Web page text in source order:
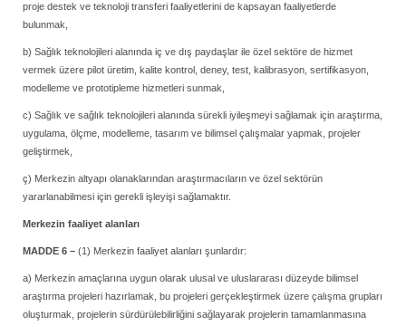
proje destek ve teknoloji transferi faaliyetlerini de kapsayan faaliyetlerde
bulunmak,
b) Sağlık teknolojileri alanında iç ve dış paydaşlar ile özel sektöre de hizmet
vermek üzere pilot üretim, kalite kontrol, deney, test, kalibrasyon, sertifikasyon,
modelleme ve prototipleme hizmetleri sunmak,
c) Sağlık ve sağlık teknolojileri alanında sürekli iyileşmeyi sağlamak için araştırma,
uygulama, ölçme, modelleme, tasarım ve bilimsel çalışmalar yapmak, projeler
geliştirmek,
ç) Merkezin altyapı olanaklarından araştırmacıların ve özel sektörün
yararlanabilmesi için gerekli işleyişi sağlamaktır.
Merkezin faaliyet alanları
MADDE 6 – (1) Merkezin faaliyet alanları şunlardır:
a) Merkezin amaçlarına uygun olarak ulusal ve uluslararası düzeyde bilimsel
araştırma projeleri hazırlamak, bu projeleri gerçekleştirmek üzere çalışma grupları
oluşturmak, projelerin sürdürülebilirliğini sağlayarak projelerin tamamlanmasına